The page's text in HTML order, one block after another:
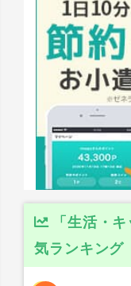
「生活・
気ランキング